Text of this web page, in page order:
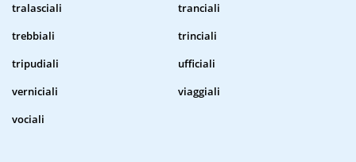
tralasciali
tranciali
trebbiali
trinciali
tripudiali
ufficiali
verniciali
viaggiali
vociali